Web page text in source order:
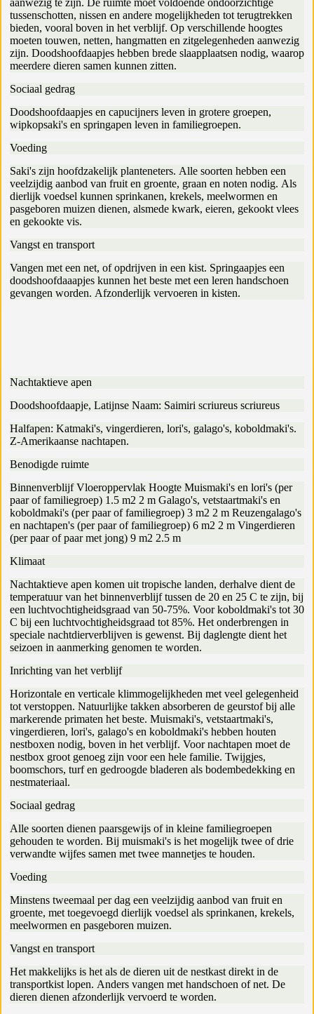
aanwezig te zijn. De ruimte moet voldoende ondoorzichtige
tussenschotten, nissen en andere mogelijkheden tot terugtrekken
bieden, vooral boven in het verblijf. Op verschillende hoogtes
moeten touwen, netten, hangmatten en zitgelegenheden aanwezig
zijn. Doodshoofdaapjes hebben brede slaapplaatsen nodig, waarop
meerdere dieren samen kunnen zitten.
Sociaal gedrag
Doodshoofdaapjes en capucijners leven in grotere groepen,
wipkopsaki's en springapen leven in familiegroepen.
Voeding
Saki's zijn hoofdzakelijk planteneters. Alle soorten hebben een
veelzijdig aanbod van fruit en groente, graan en noten nodig. Als
dierlijk voedsel kunnen sprinkanen, krekels, meelwormen en
pasgeboren muizen dienen, alsmede kwark, eieren, gekookt vlees
en gekookte vis.
Vangst en transport
Vangen met een net, of opdrijven in een kist. Springaapjes een
doodshoofdaaapjes kunnen het beste met een leren handschoen
gevangen worden. Afzonderlijk vervoeren in kisten.
Nachtaktieve apen
Doodshoofdaapje, Latijnse Naam: Saimiri scriureus scriureus
Halfapen: Katmaki's, vingerdieren, lori's, galago's, koboldmaki's.
Z-Amerikaanse nachtapen.
Benodigde ruimte
Binnenverblijf Vloeroppervlak Hoogte Muismaki's en lori's (per
paar of familiegroep) 1.5 m2 2 m Galago's, vetstaartmaki's en
koboldmaki's (per paar of familiegroep) 3 m2 2 m Reuzengalago's
en nachtapen's (per paar of familiegroep) 6 m2 2 m Vingerdieren
(per paar of paar met jong) 9 m2 2.5 m
Klimaat
Nachtaktieve apen komen uit tropische landen, derhalve dient de
temperatuur van het binnenverblijf tussen de 20 en 25 C te zijn, bij
een luchtvochtigheidsgraad van 50-75%. Voor koboldmaki's tot 30
C bij een luchtvochtigheidsgraad tot 85%. Het onderbrengen in
speciale nachtdierverblijven is gewenst. Bij daglengte dient het
seizoen in aanmerking genomen te worden.
Inrichting van het verblijf
Horizontale en verticale klimmogelijkheden met veel gelegenheid
tot verstoppen. Natuurlijke takken absorberen de geurstof bij alle
markerende primaten het beste. Muismaki's, vetstaartmaki's,
vingerdieren, lori's, galago's en koboldmaki's hebben houten
nestboxen nodig, boven in het verblijf. Voor nachtapen moet de
nestbox groot genoeg zijn voor een hele familie. Twijgjes,
boomschors, turf en gedroogde bladeren als bodembedekking en
nestmateriaal.
Sociaal gedrag
Alle soorten dienen paarsgewijs of in kleine familiegroepen
gehouden te worden. Bij muismaki's is het mogelijk twee of drie
verwandte wijfes samen met twee mannetjes te houden.
Voeding
Minstens tweemaal per dag een veelzijdig aanbod van fruit en
groente, met toegevoegd dierlijk voedsel als sprinkanen, krekels,
meelwormen en pasgeboren muizen.
Vangst en transport
Het makkelijks is het als de dieren uit de nestkast direkt in de
transportkist lopen. Anders vangen met handschoen of net. De
dieren dienen afzonderlijk vervoerd te worden.